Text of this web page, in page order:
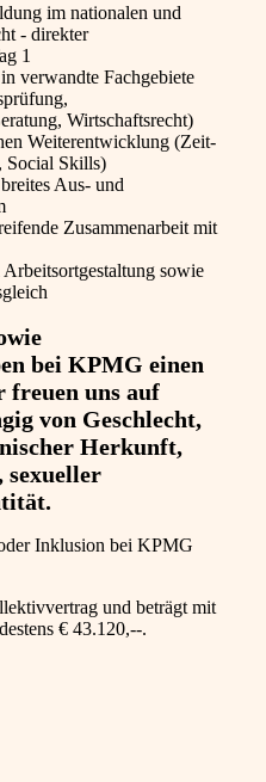
im nationalen und
- direkter
1
verwandte Fachgebiete
Wirtschaftsrecht)
Weiterentwicklung (Zeit-
Social Skills)
Aus- und
Zusammenarbeit mit
sowie
bei KPMG einen
freuen uns auf
von Geschlecht,
Herkunft,
sexueller
Inklusion bei KPMG
und beträgt mit
€ 43.120,--.